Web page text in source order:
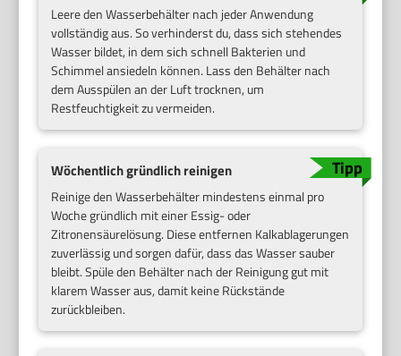
Leere den Wasserbehälter nach jeder Anwendung
vollständig aus. So verhinderst du, dass sich stehendes
Wasser bildet, in dem sich schnell Bakterien und
Schimmel ansiedeln können. Lass den Behälter nach
dem Ausspülen an der Luft trocknen, um
Restfeuchtigkeit zu vermeiden.
Wöchentlich gründlich reinigen
Reinige den Wasserbehälter mindestens einmal pro
Woche gründlich mit einer Essig- oder
Zitronensäurelösung. Diese entfernen Kalkablagerungen
zuverlässig und sorgen dafür, dass das Wasser sauber
bleibt. Spüle den Behälter nach der Reinigung gut mit
klarem Wasser aus, damit keine Rückstände
zurückbleiben.